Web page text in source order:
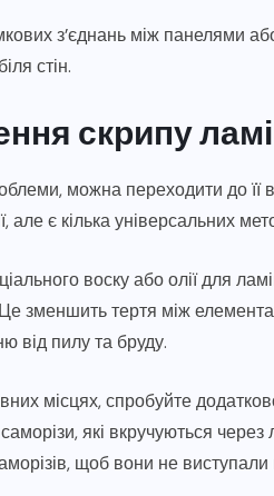
з’єднань між панелями
стін.
скрипу
можна переходити до
але є кілька універсальних
воску або олії для
зменшить тертя між
від пилу та бруду.
місцях, спробуйте
які вкручуються
щоб вони не